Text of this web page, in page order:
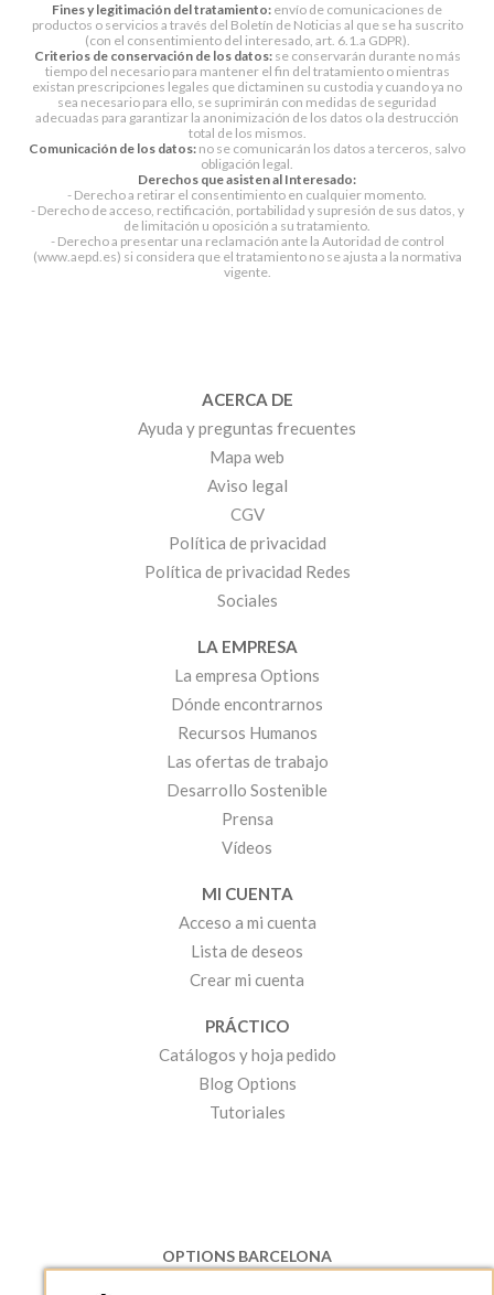
Fines y legitimación del tratamiento: envío de comunicaciones de
productos o servicios a través del Boletín de Noticias al que se ha suscrito
(con el consentimiento del interesado, art. 6.1.a GDPR).
Criterios de conservación de los datos:se conservarán durante no más
tiempo del necesario para mantener el fin del tratamiento o mientras
existan prescripciones legales que dictaminen su custodia y cuando ya no
sea necesario para ello, se suprimirán con medidas de seguridad
adecuadas para garantizar la anonimización de los datos o la destrucción
total de los mismos.
Comunicación de los datos: no se comunicarán los datos a terceros, salvo
obligación legal.
Derechos que asisten al Interesado:
- Derecho a retirar el consentimiento en cualquier momento.
- Derecho de acceso, rectificación, portabilidad y supresión de sus datos, y
de limitación u oposición a su tratamiento.
- Derecho a presentar una reclamación ante la Autoridad de control
(www.aepd.es) si considera que el tratamiento no se ajusta a la normativa
vigente.
ACERCA DE
Ayuda y preguntas frecuentes
Mapa web
Aviso legal
CGV
Política de privacidad
Política de privacidad Redes
Sociales
LA EMPRESA
La empresa Options
Dónde encontrarnos
Recursos Humanos
Las ofertas de trabajo
Desarrollo Sostenible
Prensa
Vídeos
MI CUENTA
Acceso a mi cuenta
Lista de deseos
Crear mi cuenta
PRÁCTICO
Catálogos y hoja pedido
Blog Options
Tutoriales
OPTIONS BARCELONA